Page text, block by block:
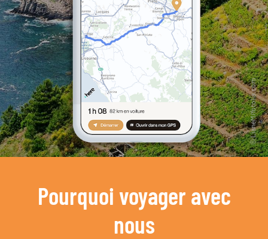
Pourquoi voyager avec
nous